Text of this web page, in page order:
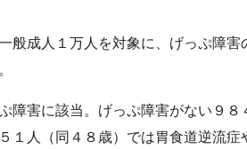
成人１万人を対象に、げっぷ障害
害に該当。げっぷ障害がない９８
１人（同４８歳）では胃食道逆流症